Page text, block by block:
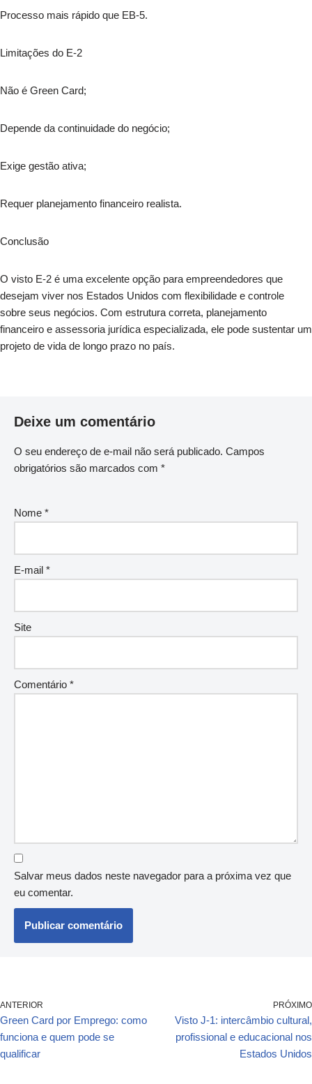
Processo mais rápido que EB-5.
Limitações do E-2
Não é Green Card;
Depende da continuidade do negócio;
Exige gestão ativa;
Requer planejamento financeiro realista.
Conclusão
O visto E-2 é uma excelente opção para empreendedores que
desejam viver nos Estados Unidos com flexibilidade e controle
sobre seus negócios. Com estrutura correta, planejamento
financeiro e assessoria jurídica especializada, ele pode sustentar um
projeto de vida de longo prazo no país.
Deixe um comentário
O seu endereço de e-mail não será publicado. Campos
obrigatórios são marcados com *
Nome *
E-mail *
Site
Comentário *
Salvar meus dados neste navegador para a próxima vez que
eu comentar.
ANTERIOR
Green Card por Emprego: como
funciona e quem pode se
qualificar
PRÓXIMO
Visto J-1: intercâmbio cultural,
profissional e educacional nos
Estados Unidos